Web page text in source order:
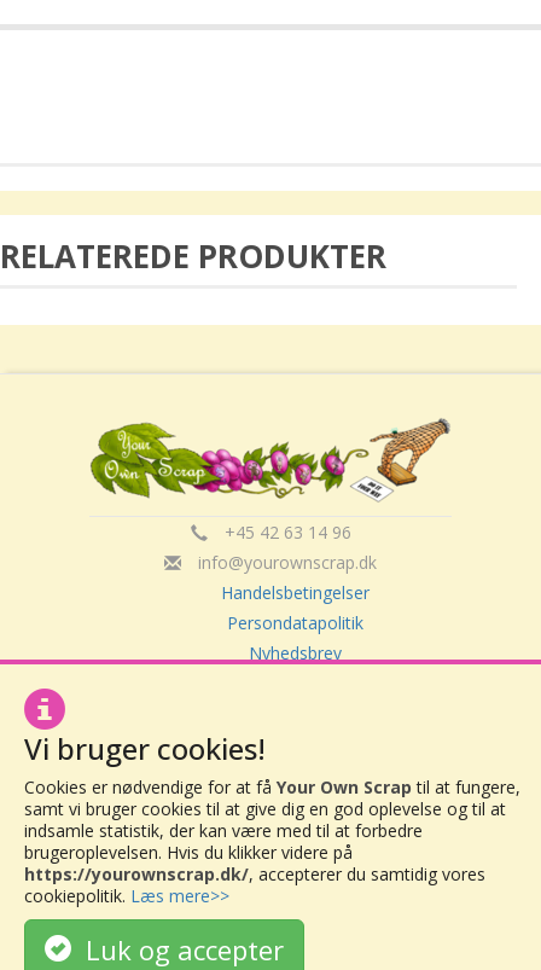
RELATEREDE PRODUKTER
+45 42 63 14 96
info@yourownscrap.dk
Handelsbetingelser
Persondatapolitik
Nyhedsbrev
Your Own Scrap
CVR: 30416082
Vor Frue Hovedgade 20
4000 Roskilde
Vi bruger cookies!
Cookies er nødvendige for at få Your Own Scrap til at fungere,
samt vi bruger cookies til at give dig en god oplevelse og til at
indsamle statistik, der kan være med til at forbedre
brugeroplevelsen. Hvis du klikker videre på
https://yourownscrap.dk/, accepterer du samtidig vores
cookiepolitik. Læs mere>>
Luk og accepter